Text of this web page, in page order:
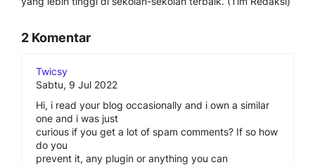
2 Komentar
Twicsy
Sabtu, 9 Jul 2022
Hi, i read your blog occasionally and i own a similar
one and i was just
curious if you get a lot of spam comments? If so how
do you
prevent it, any plugin or anything you can